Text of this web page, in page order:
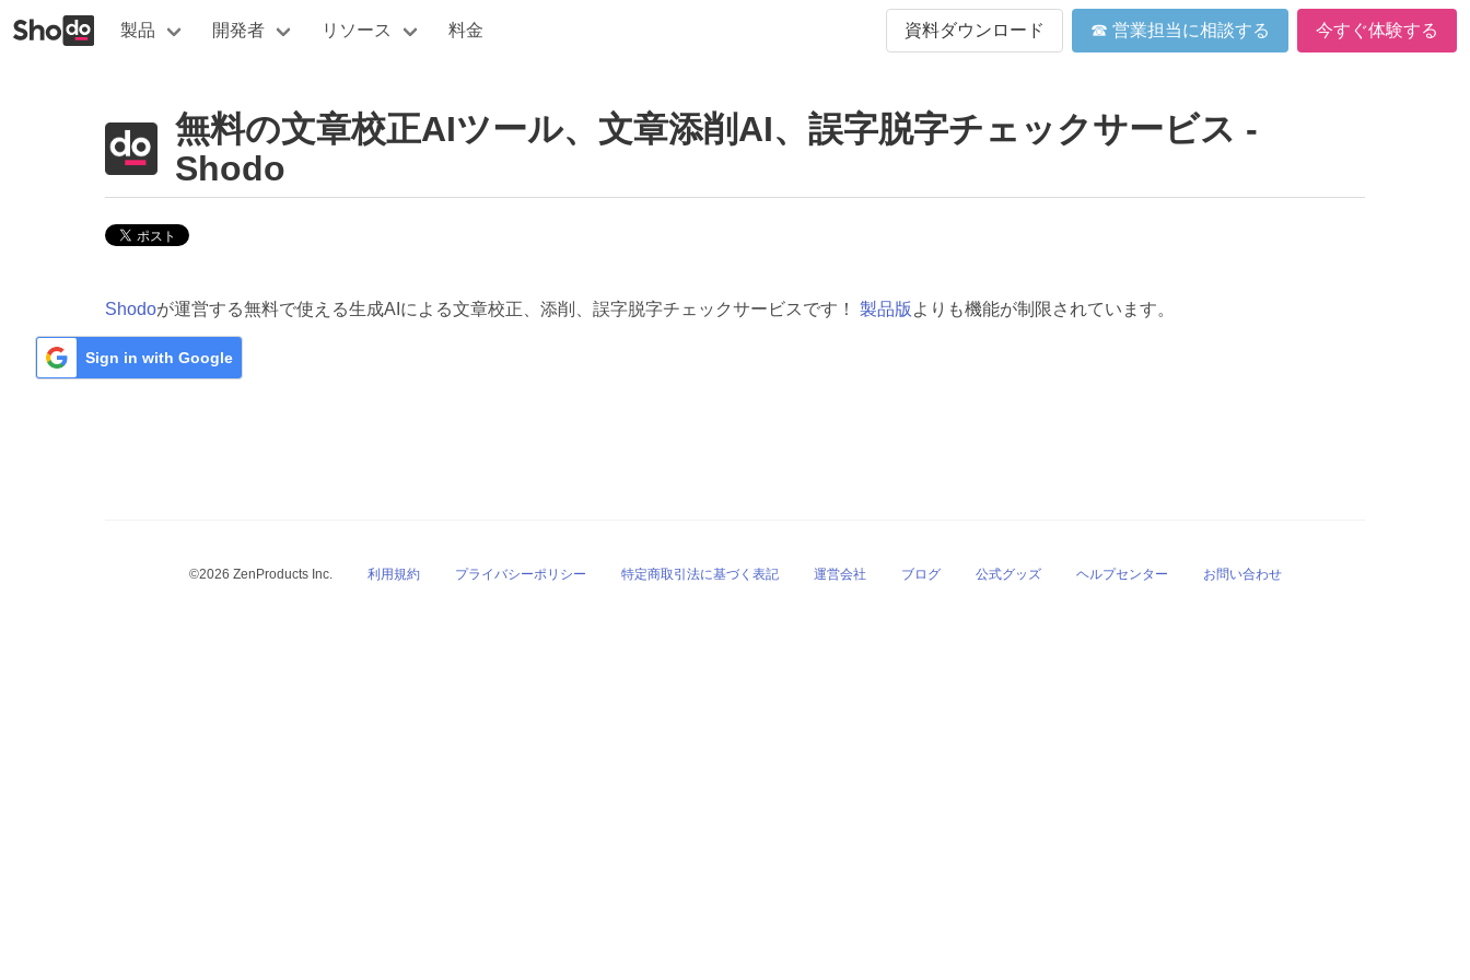
製品 開発者 リソース 料金 資料ダウンロード ☎ 営業担当に相談する 今すぐ体験する
無料の文章校正AIツール、文章添削AI、誤字脱字チェックサービス -
Shodo
Shodoが運営する無料で使える生成AIによる文章校正、添削、誤字脱字チェックサービスです！ 製品版 よりも機能が制限されています。
Sign in with Google
©2026 ZenProducts Inc. 利用規約 プライバシーポリシー 特定商取引法に基づく表記 運営会社 ブログ 公式グッズ ヘルプセンター お問い合わせ